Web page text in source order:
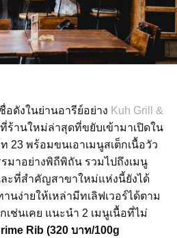
อดังในย่านอารีย์อย่าง Kuh Grill &
ร้านใหม่ล่าสุดที่ขยับเข้ามาเปิดใน
23 พร้อมขนเอาเมนูสเต็กเนื้อวัว
มาอย่างพิถีพิถัน รวมไปถึงเมนู
ะที่สำคัญสาขาใหม่แห่งนี้ยังได้
นง่ายให้เหล่ามีทเลิฟเวอร์ได้ตาม
ช่นเคย แนะนำ 2 เมนูเนื้อที่ไม่
Rib (320 บาท/100g